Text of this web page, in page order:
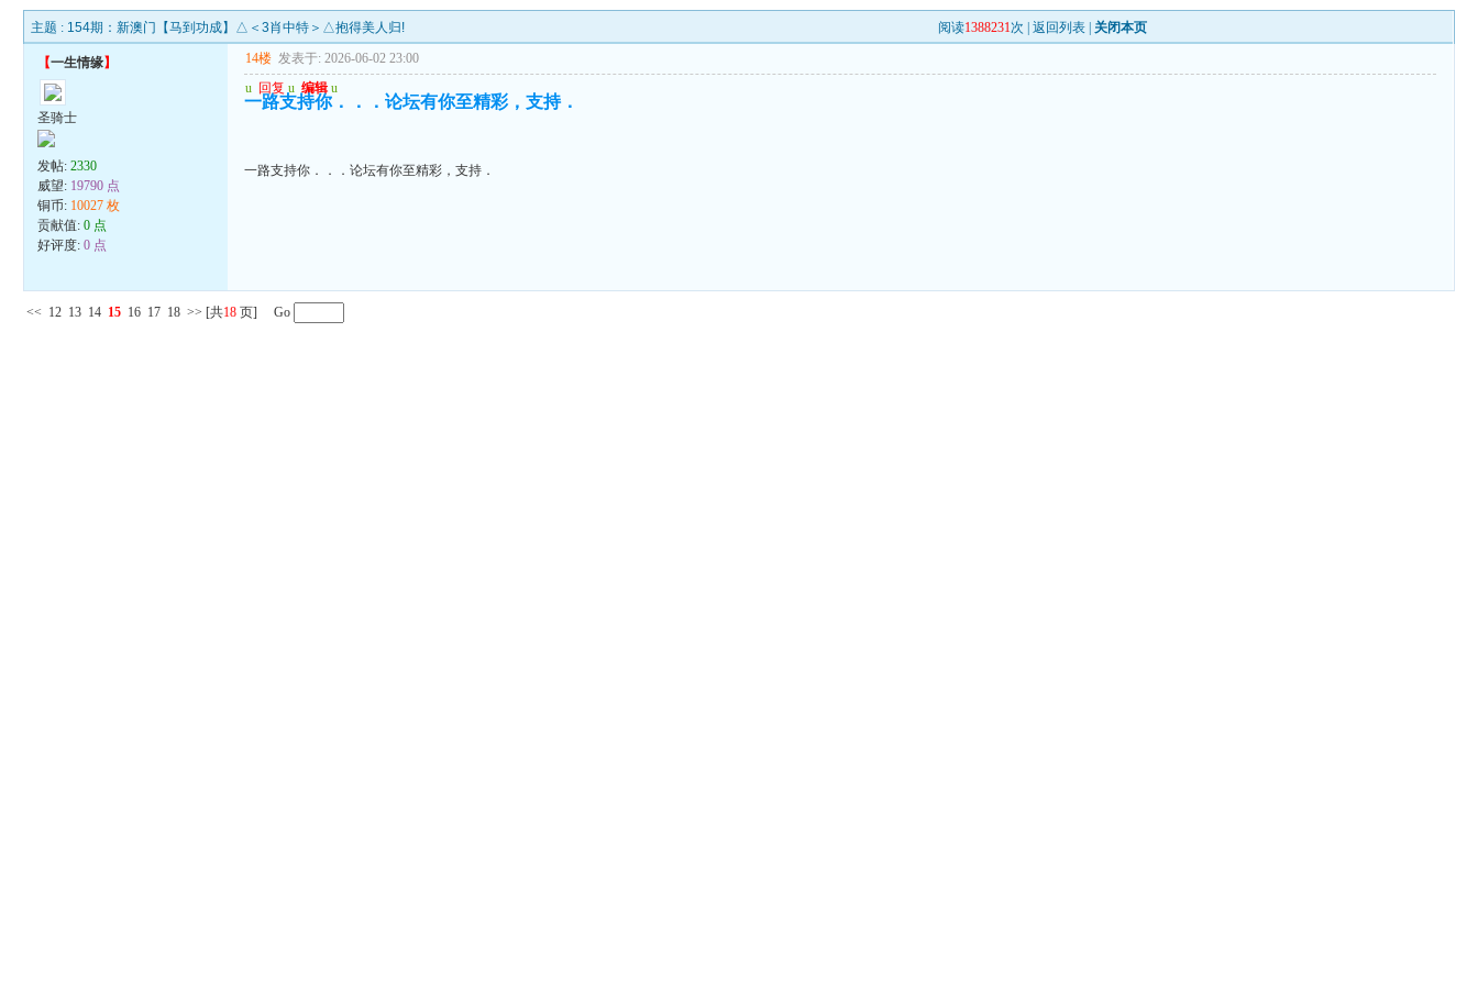
主题 : 154期：新澳门【马到功成】△＜3肖中特＞△抱得美人归! 阅读1388231次 |返回列表 关闭本页
【一生情缘】
圣骑士
发帖:2330
威望: 19790 点
铜币: 10027 枚
贡献值:0 点
好评度:0 点
14楼 发表于: 2026-06-02 23:00
u 回复 u 编辑 u
一路支持你．．．论坛有你至精彩，支持．
一路支持你．．．论坛有你至精彩，支持．
<< 12 13 14 15 16 17 18 >> [共18 页] Go